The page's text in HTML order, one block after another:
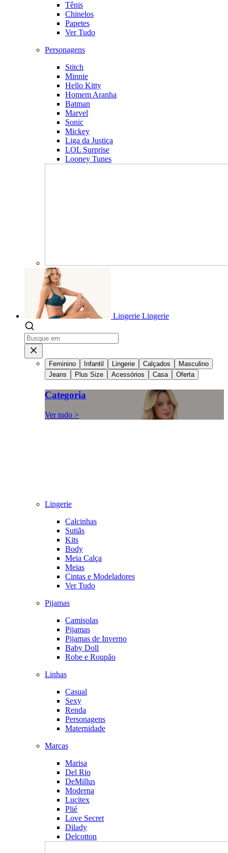
Tênis
Chinelos
Papetes
Ver Tudo
Personagens
Stitch
Minnie
Hello Kitty
Homem Aranha
Batman
Marvel
Sonic
Mickey
Liga da Justiça
LOL Surprise
Looney Tunes
Lingerie Lingerie
Feminino Infantil Lingerie Calçados
Masculino
Jeans
Plus Size Acessórios Casa Oferta
Categoria
Ver tudo >
Lingerie
Calcinhas
Sutiãs
Kits
Body
Meia Calça
Meias
Cintas e Modeladores
Ver Tudo
Pijamas
Camisolas
Pijamas
Pijamas de Inverno
Baby Doll
Robe e Roupão
Linhas
Casual
Sexy
Renda
Personagens
Maternidade
Marcas
Marisa
Del Rio
DeMillus
Moderna
Lucitex
Plié
Love Secret
Dilady
Delcotton